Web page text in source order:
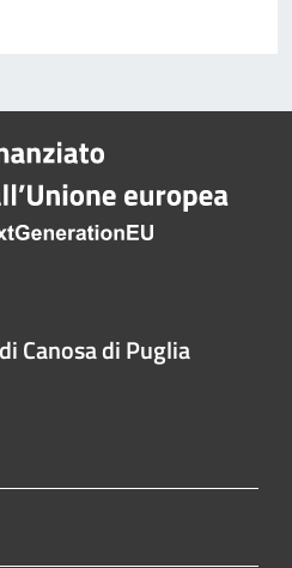
Canosa di Puglia